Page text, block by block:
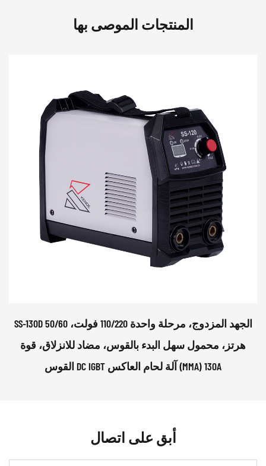
المنتجات الموصى بها
SS-130D الجهد المزدوج، مرحلة واحدة 110/220 فولت، 50/60
هرتز، محمول سهل البدء بالقوس، مضاد للانزلاق، قوة
القوس DC IGBT آلة لحام العاكس (MMA) 130A
أبق على اتصال